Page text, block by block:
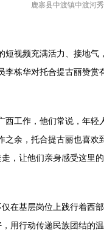
鹿寨县中渡镇中渡河
短视频充满活力、接地
李栋华对托合提古丽赞赏
西工作，他们常说，年
之余，托合提古丽也喜
，让他们亲身感受这里
在基层岗位上践行着西
用行动传递民族团结的